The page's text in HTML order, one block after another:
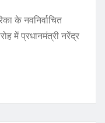
के नवनिर्वाचित
में प्रधानमंत्री नरेंद्र